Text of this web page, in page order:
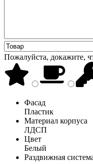
Пожалуйста, докажите,
Фасад
Пластик
Материал корпуса
ЛДСП
Цвет
Белый
Раздвижная